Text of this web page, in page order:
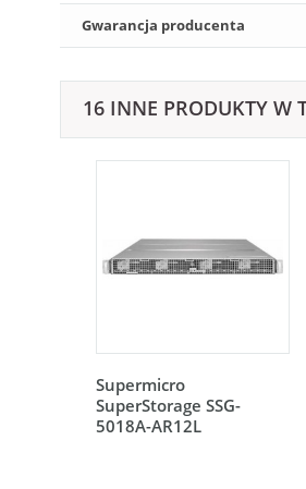
Gwarancja producenta
16 INNE PRODUKTY W
Supermicro
SuperStorage SSG-
5018A-AR12L